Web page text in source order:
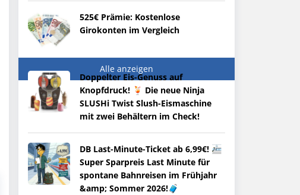
525€ Prämie: Kostenlose
Girokonten im Vergleich
Alle anzeigen
Doppelter Eis-Genuss auf
Knopfdruck! 🍹 Die neue Ninja
SLUSHi Twist Slush-Eismaschine
mit zwei Behältern im Check!
DB Last-Minute-Ticket ab 6,99€! 🚈
Super Sparpreis Last Minute für
spontane Bahnreisen im Frühjahr
&amp; Sommer 2026!🧳